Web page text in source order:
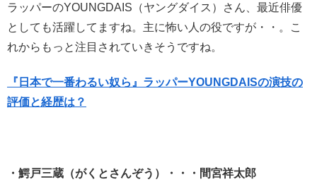
ラッパーのYOUNGDAIS（ヤングダイス）さん、最近俳優
としても活躍してますね。主に怖い人の役ですが・・。こ
れからもっと注目されていきそうですね。
『日本で一番わるい奴ら』ラッパーYOUNGDAISの演技の
評価と経歴は？
・鰐戸三蔵（がくとさんぞう）・・・間宮祥太郎